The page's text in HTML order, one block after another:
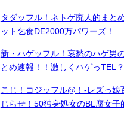
タダッフル！ネトゲ廃人的まと
ット乞食DE2000万パワーズ！
新・ハゲッフル！哀愁のハゲ男
とめ速報！！激しくハゲっTEL？
こじ！コジッフル@！-レズっ娘
じらせ！50独身処女のBL腐女子